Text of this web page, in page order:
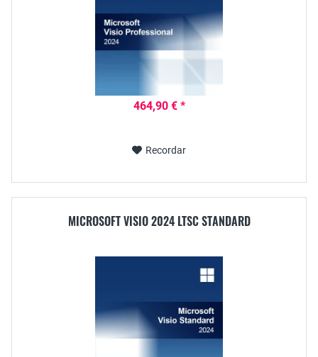
464,90 € *
Recordar
MICROSOFT VISIO 2024 LTSC STANDARD